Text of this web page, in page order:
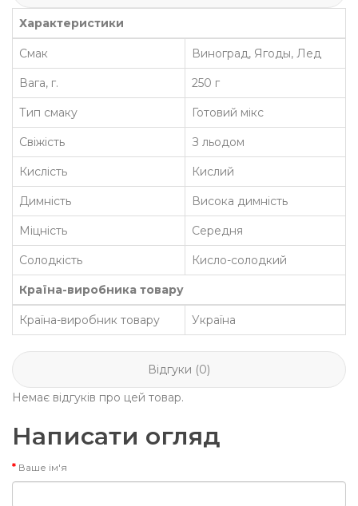
Характеристики
Смак Виноград, Ягоды, Лед
Вага, г. 250 г
Тип смаку Готовий мікс
Свіжість З льодом
Кислість Кислий
Димність Висока димність
Міцність Середня
Солодкість Кисло-солодкий
Країна-виробника товару
Країна-виробник товару Україна
Відгуки (0)
Немає відгуків про цей товар.
Написати огляд
Ваше ім'я